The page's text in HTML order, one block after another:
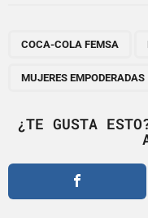
i
o
COCA-COLA FEMSA
MUJERES EMPODERADAS
¿TE GUSTA